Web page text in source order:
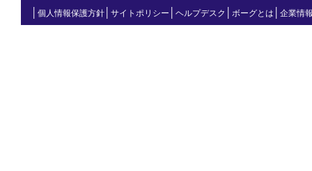
個人情報保護方針 サイトポリシー ヘルプデスク ボーグとは 企業情